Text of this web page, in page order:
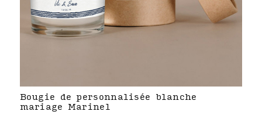
Bougie de personnalisée blanche
mariage Marinel